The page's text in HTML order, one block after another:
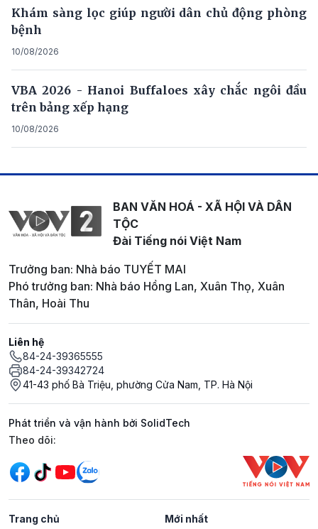
Khám sàng lọc giúp người dân chủ động phòng
bệnh
10/08/2026
VBA 2026 - Hanoi Buffaloes xây chắc ngôi đầu
trên bảng xếp hạng
10/08/2026
BAN VĂN HOÁ - XÃ HỘI VÀ DÂN
TỘC
Đài Tiếng nói Việt Nam
Trưởng ban: Nhà báo TUYẾT MAI
Phó trưởng ban: Nhà báo Hồng Lan, Xuân Thọ, Xuân
Thân, Hoài Thu
Liên hệ
84-24-39365555
84-24-39342724
41-43 phố Bà Triệu, phường Cửa Nam, TP. Hà Nội
Phát triển và vận hành bởi SolidTech
Mạng xã hội
Theo dõi:
Trang chủ Mới nhất